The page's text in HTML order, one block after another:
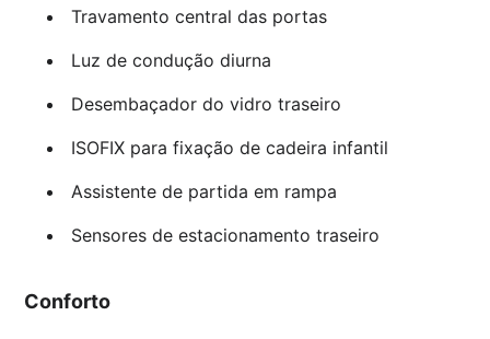
Travamento central das portas
Luz de condução diurna
Desembaçador do vidro traseiro
ISOFIX para fixação de cadeira infantil
Assistente de partida em rampa
Sensores de estacionamento traseiro
Conforto